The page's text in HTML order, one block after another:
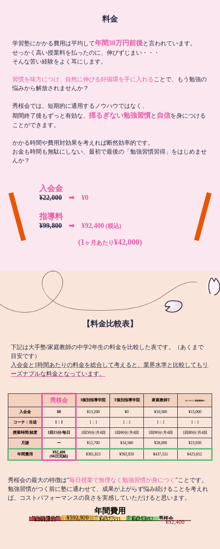
料金
学習塾にかかる費用は平均して年間30万円前後と言われています。
せっかく高い授業料を払ったのに、伸びずじまい・・・
そんな苦い経験をよく耳にします。
習慣を味方につけ、自然に伸びる好循環を手に入れる ことで、もう勉強の
悩みから解放されませんか？
秀桜会では、短期的に通用するノウハウではなく、
期間終了後もずっと有効な、 揺るぎない勉強習慣と 自信を身につける
ことができます。
かかる時間や費用対効果を考えれば断然効率的です。
お金も時間も無駄にしない、最初で最後の「勉強習慣習得」をはじめませ
んか？
入会金
¥22,000 ➡︎ ¥0
指導料
¥99,800 ➡︎ ¥92,400 (税込)
(1 ヶ月あたり¥42,000)
【料金比較表】
下記は大手塾/家庭教師の中学2年生の料金を比較した表です。（あくまで
目安です）
入会金と1時間あたりの料金を総合して考えると、業界水準と比較してもリ
ーズナブルな料金となっています。
秀桜会 I個別指導学院 T個別指導学院 家庭教師T オンライン家庭教師M
入会金 ¥0 ¥13,200 ¥0 ¥10,500 ¥15,000
コーチ：生徒 1：1 1：1 1：1 1：1 1：1
授業時間/頻度 1回15分/毎日 1回50分/月4回 1回60分/月4回 1回90分/月4回 1回80分/月4回
月謝 ー ¥12,700 ¥34,560 ¥28,000 ¥23,936
年間費用
¥92,400
(66日完結)
¥361,815 ¥592,920 ¥437,531 ¥425,652
秀桜会の最大の特徴は“毎日授業で無理なく勉強習慣が身につく ”ことです。
勉強習慣がつく前に塾に通わせて、成果が上がらず悩み続けることを考えれ
ば、コストパフォーマンスの良さを実感していただけると思います。
年間費用
I個別指導学院
¥361,815 T個別指導学院
¥592,920 家庭教師T
¥437,531 家庭教師M
¥425,652 秀桜会
¥92,400